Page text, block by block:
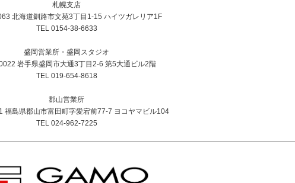
札幌支店
北海道釧路市文苑3丁目1-15 ハイツガレリア1F
TEL 0154-38-6633
盛岡営業所・盛岡スタジオ
岩手県盛岡市大通3丁目2-6 第5大通ビル2階
TEL 019-654-8618
郡山営業所
福島県郡山市富田町字愛宕前77-7 ヨコヤマビル104
TEL 024-962-7225